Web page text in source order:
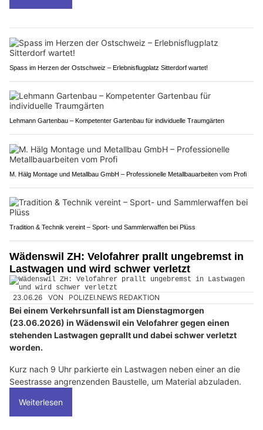
Spass im Herzen der Ostschweiz – Erlebnisflugplatz Sitterdorf wartet!
Lehmann Gartenbau – Kompetenter Gartenbau für individuelle Traumgärten
M. Hälg Montage und Metallbau GmbH – Professionelle Metallbauarbeiten vom Profi
Tradition & Technik vereint – Sport- und Sammlerwaffen bei Plüss
Wädenswil ZH: Velofahrer prallt ungebremst in
Lastwagen und wird schwer verletzt
23.06.26 VON POLIZEI.NEWS REDAKTION
Bei einem Verkehrsunfall ist am Dienstagmorgen
(23.06.2026) in Wädenswil ein Velofahrer gegen einen
stehenden Lastwagen geprallt und dabei schwer verletzt
worden.
Kurz nach 9 Uhr parkierte ein Lastwagen neben einer an die
Seestrasse angrenzenden Baustelle, um Material abzuladen.
Weiterlesen